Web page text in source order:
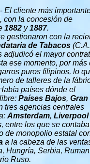
El cliente más
con la concesión de
1882 y1887.
gestionaron con la
de Tabacos
adjudicó el mayor
ese momento, por más
puros filipinos, lo
de talleres de la
países dónde el
Países Bajos, Gran
tres agencias centrales
Amsterdam, Liverpool
entre los que se contaba
de monopolio estatal
a la cabeza de las
Hungría, Serbia,
Ruso.